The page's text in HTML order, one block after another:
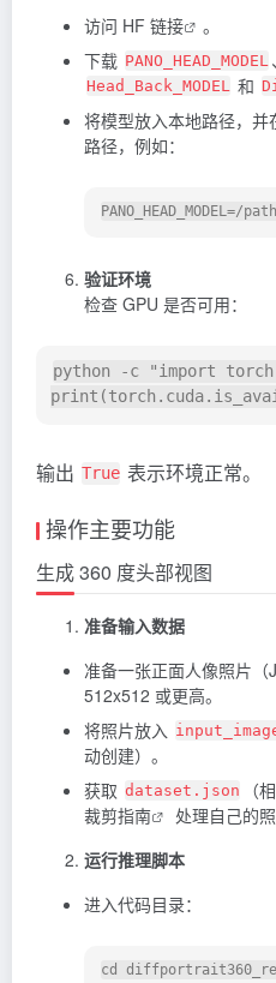
访问 HF 链接
。
下载 PANO_HEAD_MODEL 、
Head_Back_MODEL 和
将模型放入本地路径，并
路径，例如：
验证环境
检查 GPU 是否可用：
python -c "import
输出 True 表示环境正常。
操作主要功能
生成 360 度头部视图
准备输入数据
准备一张正面人像照片
512x512 或更高。
将照片放入
动创建）。
获取 dataset.json （
裁剪指南
处理自己的照
运行推理脚本
进入代码目录：